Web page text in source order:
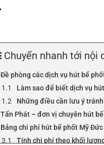
Chuyển nhanh tới nội
Đề phòng các dịch vụ hút bể
Làm sao để biết dịch vụ
Những điều cần lưu ý
Tấn Phát – đơn vị chuyên hút
Bảng chi phí hút bể phốt Mỹ
Tính chi phí theo khối